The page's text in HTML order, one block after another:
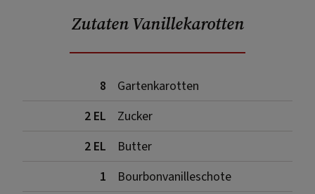
Zutaten Vanillekarotten
8
Gartenkarotten
2 EL
Zucker
2 EL
Butter
1
Bourbonvanilleschote